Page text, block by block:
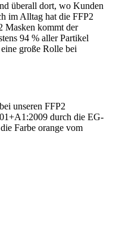
überall dort, wo Kunden
im Alltag hat die FFP2
Masken kommt der
94 % aller Partikel
große Rolle bei
unseren FFP2
durch die EG-
Farbe orange vom